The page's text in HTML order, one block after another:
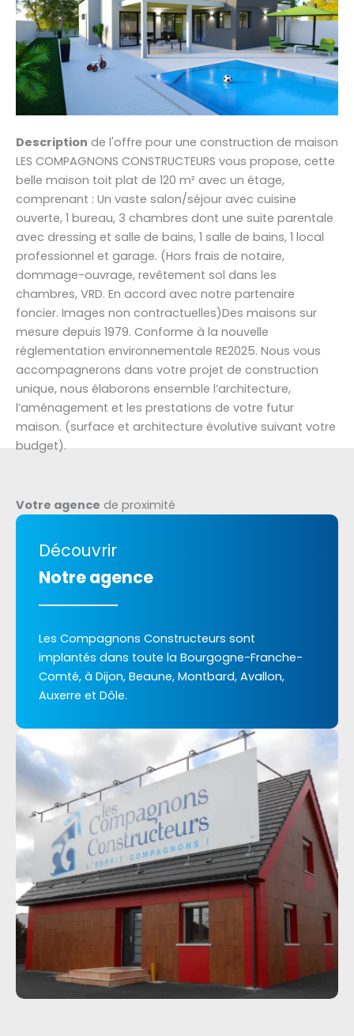
Description de l'offre pour une construction de maison
LES COMPAGNONS CONSTRUCTEURS vous propose, cette
belle maison toit plat de 120 m² avec un étage,
comprenant : Un vaste salon/séjour avec cuisine
ouverte, 1 bureau, 3 chambres dont une suite parentale
avec dressing et salle de bains, 1 salle de bains, 1 local
professionnel et garage. (Hors frais de notaire,
dommage-ouvrage, revêtement sol dans les
chambres, VRD. En accord avec notre partenaire
foncier. Images non contractuelles)Des maisons sur
mesure depuis 1979. Conforme à la nouvelle
réglementation environnementale RE2025. Nous vous
accompagnerons dans votre projet de construction
unique, nous élaborons ensemble l’architecture,
l’aménagement et les prestations de votre futur
maison. (surface et architecture évolutive suivant votre
budget).
Votre agence de proximité
Découvrir
Notre agence
Les Compagnons Constructeurs sont
implantés dans toute la Bourgogne-Franche-
Comté, à Dijon, Beaune, Montbard, Avallon,
Auxerre et Dôle.